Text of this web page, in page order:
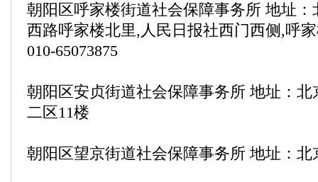
朝阳区呼家楼街道社会保障事务所 地址
西路呼家楼北里,人民日报社西门西侧,呼
010-65073875
朝阳区安贞街道社会保障事务所 地址：
二区11楼
朝阳区望京街道社会保障事务所 地址：北